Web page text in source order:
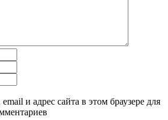
и адрес сайта в этом браузере для